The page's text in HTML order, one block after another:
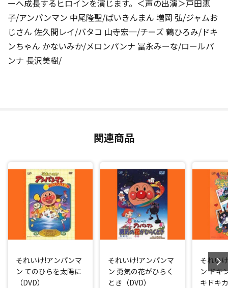
ーへ成長するヒロインを演じます。＜声の出演＞戸田恵
子/アンパンマン 中尾隆聖/ばいきんまん 増岡 弘/ジャムお
じさん 佐久間レイ/バタコ 山寺宏一/チーズ 鶴ひろみ/ドキ
ンちゃん かないみか/メロンパンナ 冨永みーな/ロールパ
ンナ 長沢美樹/
関連商品
それいけ!アンパンマ
ン てのひらを太陽に
（DVD）
それいけ!アンパンマ
ン 勇気の花がひらく
とき（DVD）
それい
ン ドキ
キドキ